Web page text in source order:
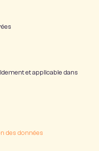
et applicable dans
des données